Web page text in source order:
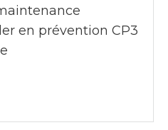
en prévention CP3